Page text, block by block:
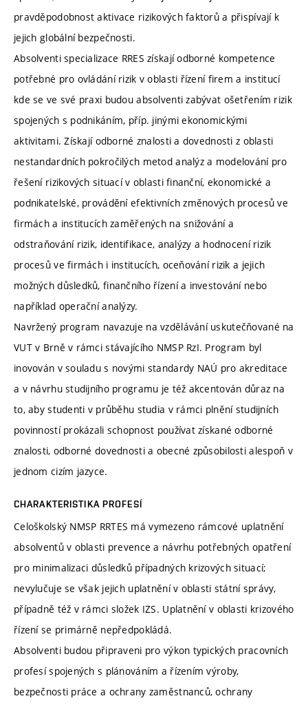
pravděpodobnost aktivace rizikových faktorů a přispívají k
jejich globální bezpečnosti.
Absolventi specializace RRES získají odborné kompetence
potřebné pro ovládání rizik v oblasti řízení firem a institucí
kde se ve své praxi budou absolventi zabývat ošetřením rizik
spojených s podnikáním, příp. jinými ekonomickými
aktivitami. Získají odborné znalosti a dovednosti z oblasti
nestandardních pokročilých metod analýz a modelování pro
řešení rizikových situací v oblasti finanční, ekonomické a
podnikatelské, provádění efektivních změnových procesů ve
firmách a institucích zaměřených na snižování a
odstraňování rizik, identifikace, analýzy a hodnocení rizik
procesů ve firmách i institucích, oceňování rizik a jejich
možných důsledků, finančního řízení a investování nebo
například operační analýzy.
Navržený program navazuje na vzdělávání uskutečňované na
VUT v Brně v rámci stávajícího NMSP RzI. Program byl
inovován v souladu s novými standardy NAÚ pro akreditace
a v návrhu studijního programu je též akcentován důraz na
to, aby studenti v průběhu studia v rámci plnění studijních
povinností prokázali schopnost používat získané odborné
znalosti, odborné dovednosti a obecné způsobilosti alespoň v
jednom cizím jazyce.
CHARAKTERISTIKA PROFESÍ
Celoškolský NMSP RRTES má vymezeno rámcové uplatnění
absolventů v oblasti prevence a návrhu potřebných opatření
pro minimalizaci důsledků případných krizových situací;
nevylučuje se však jejich uplatnění v oblasti státní správy,
případně též v rámci složek IZS. Uplatnění v oblasti krizového
řízení se primárně nepředpokládá.
Absolventi budou připraveni pro výkon typických pracovních
profesí spojených s plánováním a řízením výroby,
bezpečnosti práce a ochrany zaměstnanců, ochrany